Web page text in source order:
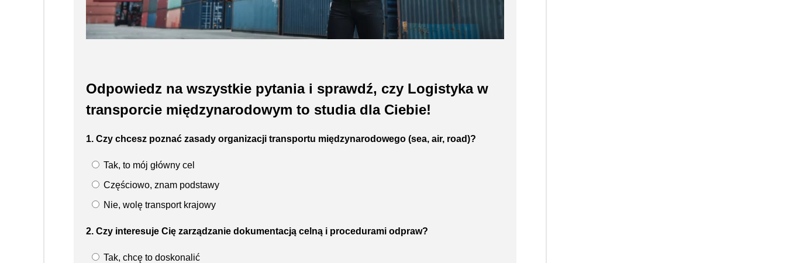
Odpowiedz na wszystkie pytania i sprawdź, czy Logistyka w
transporcie międzynarodowym to studia dla Ciebie!
1. Czy chcesz poznać zasady organizacji transportu międzynarodowego (sea, air, road)?
Tak, to mój główny cel
Częściowo, znam podstawy
Nie, wolę transport krajowy
2. Czy interesuje Cię zarządzanie dokumentacją celną i procedurami odpraw?
Tak, chcę to doskonalić